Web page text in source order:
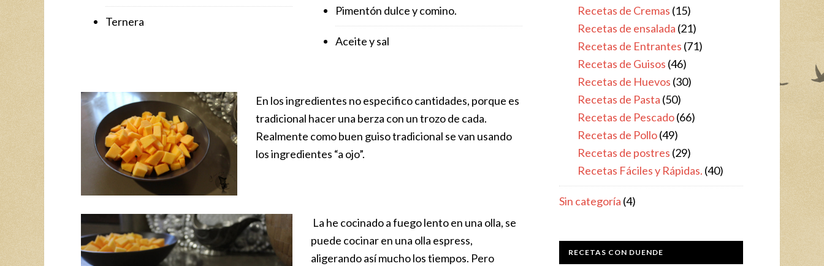
Ternera
Pimentón dulce y comino.
Aceite y sal
En los ingredientes no especifico cantidades, porque es
tradicional hacer una berza con un trozo de cada.
Realmente como buen guiso tradicional se van usando
los ingredientes “a ojo”.
La he cocinado a fuego lento en una olla, se
puede cocinar en una olla espress,
aligerando así mucho los tiempos. Pero
Recetas de Cremas (15)
Recetas de ensalada (21)
Recetas de Entrantes (71)
Recetas de Guisos (46)
Recetas de Huevos (30)
Recetas de Pasta (50)
Recetas de Pescado(66)
Recetas de Pollo(49)
Recetas de postres (29)
Recetas Fáciles y Rápidas. (40)
Sin categoría (4)
RECETAS CON DUENDE